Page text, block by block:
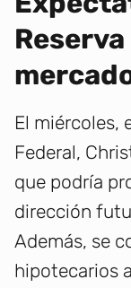
El miércoles,
Federal,
que podría
dirección
Además, se
hipotecarios